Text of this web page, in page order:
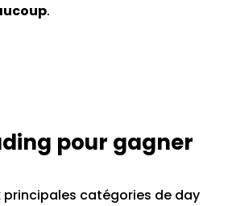
.
pour gagner
principales catégories de day